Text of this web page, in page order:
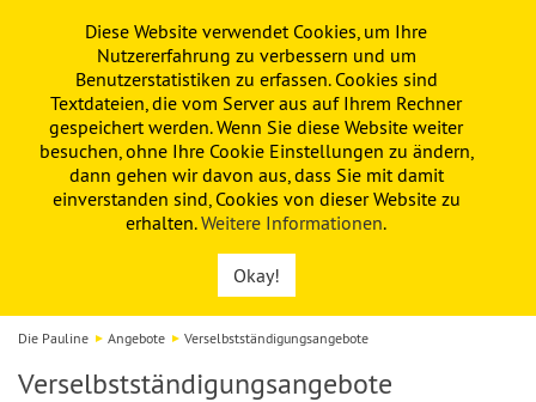
PAULINE KITA FÖRDERVEREIN
Die Pauline Angebote Verselbstständigungs­angebote
Verselbstständigungsangebote
Diese Website verwendet Cookies, um Ihre
Nutzererfahrung zu verbessern und um
Benutzerstatistiken zu erfassen. Cookies sind
Textdateien, die vom Server aus auf Ihrem Rechner
gespeichert werden. Wenn Sie diese Website weiter
besuchen, ohne Ihre Cookie Einstellungen zu ändern,
dann gehen wir davon aus, dass Sie mit damit
einverstanden sind, Cookies von dieser Website zu
erhalten.Weitere Informationen.
Okay!